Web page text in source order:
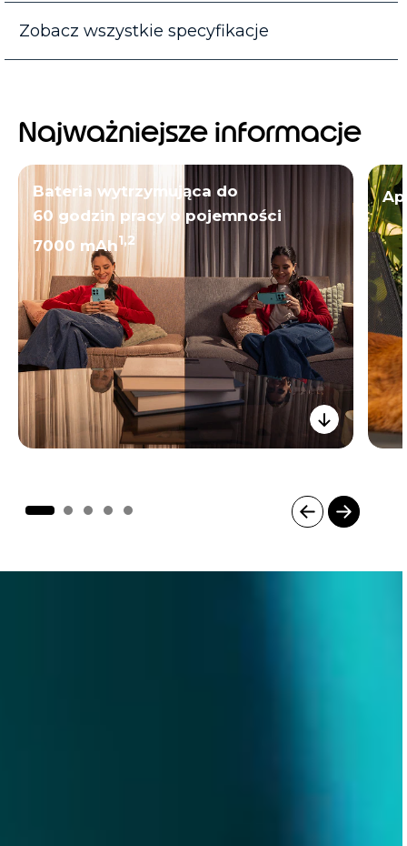
Zobacz wszystkie specyfikacje
Najważniejsze informacje
Bateria wytrzymująca do
60 godzin pracy o pojemności
7000 mAh1,2
of